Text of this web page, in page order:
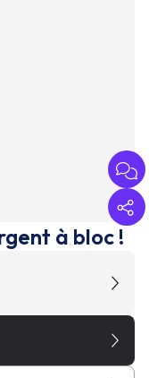
à bloc !